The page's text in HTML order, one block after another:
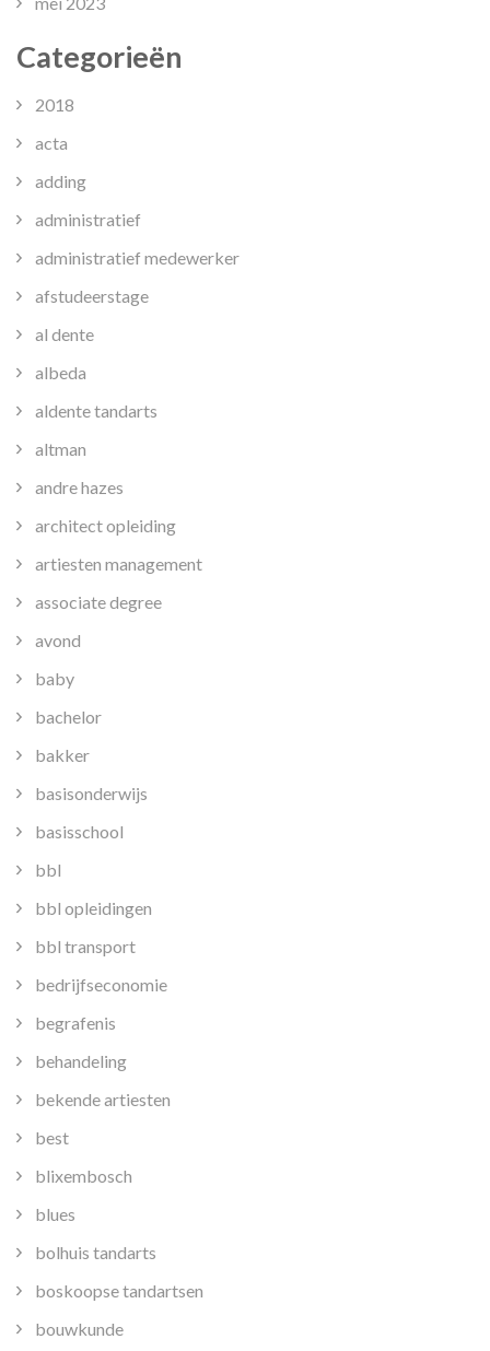
Categorieën
2018
acta
adding
administratief
administratief medewerker
afstudeerstage
al dente
albeda
aldente tandarts
altman
andre hazes
architect opleiding
artiesten management
associate degree
avond
baby
bachelor
bakker
basisonderwijs
basisschool
bbl
bbl opleidingen
bbl transport
bedrijfseconomie
begrafenis
behandeling
bekende artiesten
best
blixembosch
blues
bolhuis tandarts
boskoopse tandartsen
bouwkunde